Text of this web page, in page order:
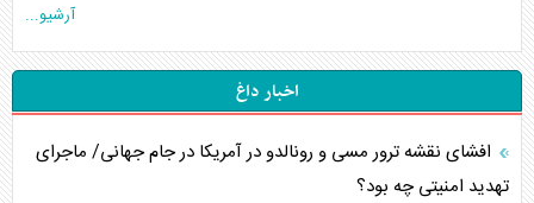
آرشیو...
اخبار داغ
افشای نقشه ترور مسی و رونالدو در آمریکا در جام جهانی/ ماجرای
تهدید امنیتی چه بود؟